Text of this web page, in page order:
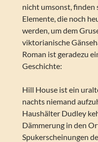
nicht umsonst, finden
Elemente, die noch
werden, um dem
viktorianische
Roman ist geradezu
Geschichte:
Hill House ist ein
nachts niemand
Haushälter Dudley
Dämmerung in den
Spukerscheinungen